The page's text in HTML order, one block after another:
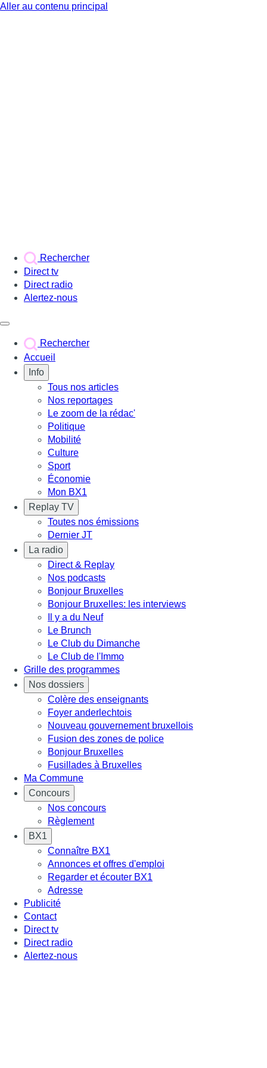
Aller au contenu principal
Rechercher
Direct tv
Direct radio
Alertez-nous
Rechercher
Accueil
Info
Tous nos articles
Nos reportages
Le zoom de la rédac'
Politique
Mobilité
Culture
Sport
Économie
Mon BX1
Replay TV
Toutes nos émissions
Dernier JT
La radio
Direct & Replay
Nos podcasts
Bonjour Bruxelles
Bonjour Bruxelles: les interviews
Il y a du Neuf
Le Brunch
Le Club du Dimanche
Le Club de l'Immo
Grille des programmes
Nos dossiers
Colère des enseignants
Foyer anderlechtois
Nouveau gouvernement bruxellois
Fusion des zones de police
Bonjour Bruxelles
Fusillades à Bruxelles
Ma Commune
Concours
Nos concours
Règlement
BX1
Connaître BX1
Annonces et offres d'emploi
Regarder et écouter BX1
Adresse
Publicité
Contact
Direct tv
Direct radio
Alertez-nous